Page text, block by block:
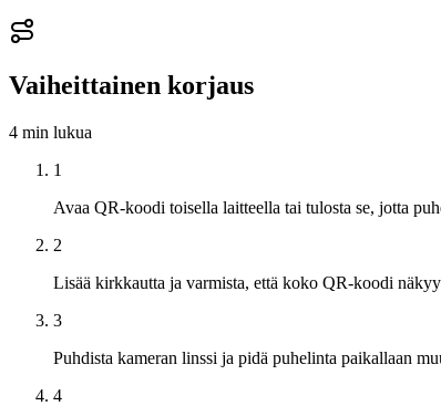
Vaiheittainen korjaus
4 min lukua
1
Avaa QR-koodi toisella laitteella tai tulosta se, jotta
2
Lisää kirkkautta ja varmista, että koko QR-koodi
3
Puhdista kameran linssi ja pidä puhelinta paikallaan
4